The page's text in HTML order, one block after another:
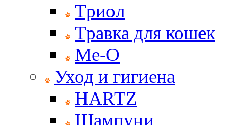
Триол
Травка для кошек
Ме-О
Уход и гигиена
HARTZ
Шампуни